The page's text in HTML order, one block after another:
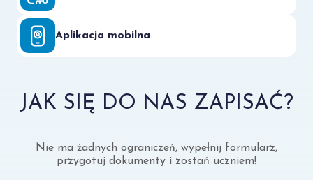
Aplikacja mobilna
JAK SIĘ DO NAS ZAPISAĆ?
Nie ma żadnych ograniczeń, wypełnij formularz,
przygotuj dokumenty i zostań uczniem!